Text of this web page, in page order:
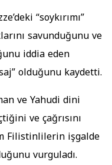
“soykırımı”
savunduğunu ve
iddia eden
olduğunu kaydetti.
ve Yahudi dini
ve çağrısını
Filistinlilerin işgalde
vurguladı.